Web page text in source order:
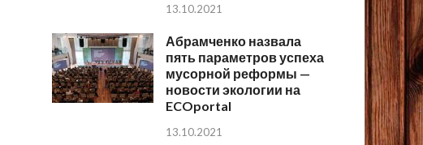
13.10.2021
Абрамченко назвала
пять параметров успеха
мусорной реформы —
новости экологии на
ECOportal
13.10.2021